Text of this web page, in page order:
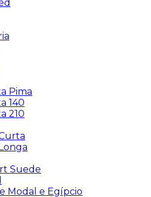
Pima
140
210
Suede
Modal e Egípcio